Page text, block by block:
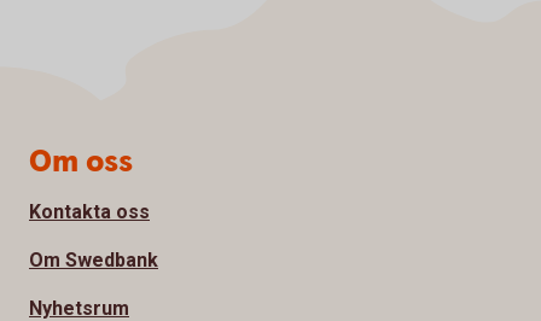
Sidfot
Om oss
Kontakta oss
Om Swedbank
Nyhetsrum